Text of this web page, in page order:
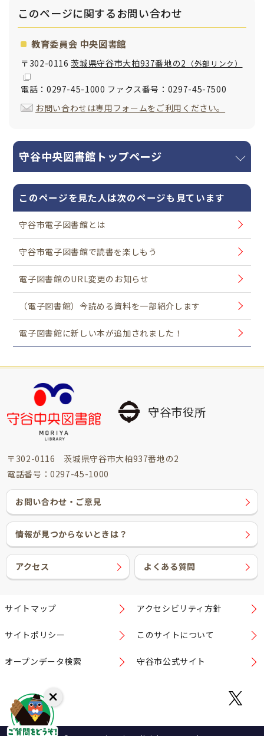
このページに関するお問い合わせ
教育委員会 中央図書館
〒302-0116茨城県守谷市大柏937番地の2 （外部リンク）
電話：0297-45-1000 ファクス番号：0297-45-7500
お問い合わせは専用フォームをご利用ください。
守谷中央図書館トップページ
このページを見た人は次のページも見ています
守谷市電子図書館とは
守谷市電子図書館で読書を楽しもう
電子図書館のURL変更のお知らせ
（電子図書館）今読める資料を一部紹介します
電子図書館に新しい本が追加されました！
守谷市役所
〒302-0116 茨城県守谷市大柏937番地の2
電話番号：0297-45-1000
お問い合わせ・ご意見
情報が見つからないときは？
アクセス よくある質問
サイトマップ アクセシビリティ方針
サイトポリシー このサイトについて
オープンデータ検索 守谷市公式サイト